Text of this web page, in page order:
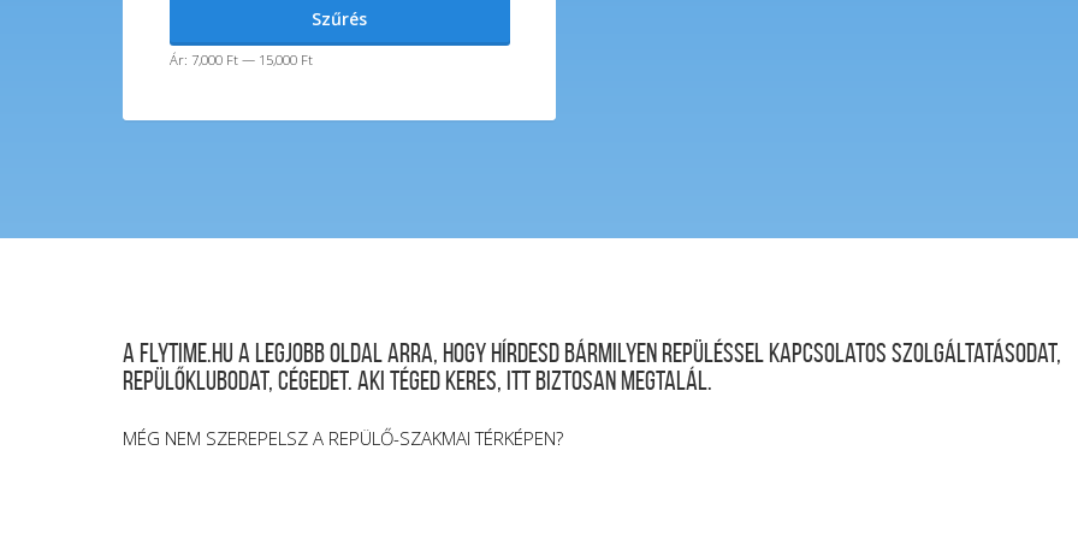
Szűrés
Ár: 7,000 Ft— 15,000 Ft
A FLYTIME.HU a legjobb oldal arra, hogy hírdesd bármilyen repüléssel kapcsolatos szolgáltatásodat,
repülőklubodat, cégedet. Aki téged keres, itt biztosan megtalál.
MÉG NEM SZEREPELSZ A REPÜLŐ-SZAKMAI TÉRKÉPEN?